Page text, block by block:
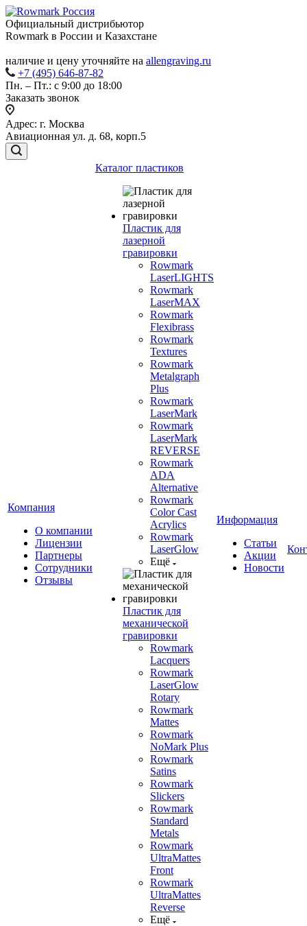
Официальный дистрибьютор
Rowmark в России и Казахстане
наличие и цену уточняйте на allengraving.ru
+7 (495) 646-87-82
Пн. – Пт.: с 9:00 до 18:00
Заказать звонок
Адрес: г. Москва
Авиационная ул. д. 68, корп.5
Компания
О компании
Лицензии
Партнеры
Сотрудники
Отзывы
Каталог пластиков
Пластик для
лазерной
гравировки
Rowmark
LaserLIGHTS
Rowmark
LaserMAX
Rowmark
Flexibrass
Rowmark
Textures
Rowmark
Metalgraph
Plus
Rowmark
LaserMark
Rowmark
LaserMark
REVERSE
Rowmark
ADA
Alternative
Rowmark
Color Cast
Acrylics
Rowmark
LaserGlow
Ещё
Пластик для
механической
гравировки
Rowmark
Lacquers
Rowmark
LaserGlow
Rotary
Rowmark
Mattes
Rowmark
NoMark Plus
Rowmark
Satins
Rowmark
Slickers
Rowmark
Standard
Metals
Rowmark
UltraMattes
Front
Rowmark
UltraMattes
Reverse
Ещё
Информация
Статьи
Акции
Новости